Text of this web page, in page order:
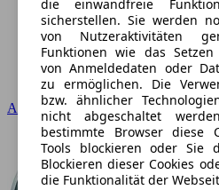
Audi
die einwandfreie
sicherstellen. Sie werden
von Nutzeraktivitäten
Funktionen wie das
von Anmeldedaten oder
zu ermöglichen. Die
bzw. ähnlicher
nicht abgeschaltet
bestimmte Browser diese
Tools blockieren oder Sie
Blockieren dieser Cookies
die Funktionalität der